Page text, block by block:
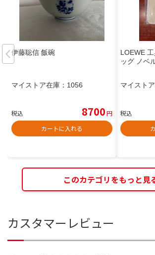
伊藤聡信 飯碗
マイストア在庫： 1056
税込 8700円
カートに入れる
LOEWE
ッグ ノベ
マイストア
税込
このカテゴリをもっと見
カスタマーレビュー